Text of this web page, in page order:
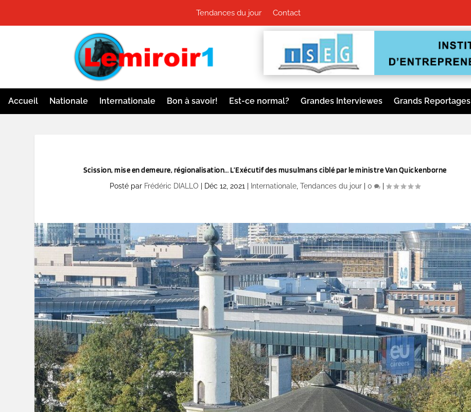
Tendances du jour Contact
Accueil Nationale Internationale Bon à savoir! Est-ce normal? Grandes Interviewes Grands Reportages
Scission, mise en demeure, régionalisation… L’Exécutif des musulmans ciblé par le ministre Van Quickenborne
Posté par Frédéric DIALLO Déc 12, 2021 Internationale ,Tendances du jour |0 |